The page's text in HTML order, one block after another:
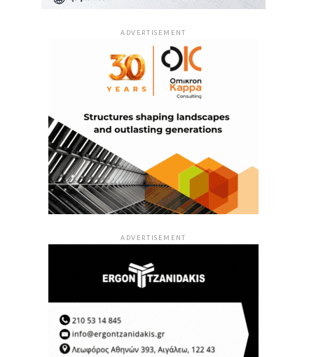
ADVERTISEMENT
ADVERTISEMENT